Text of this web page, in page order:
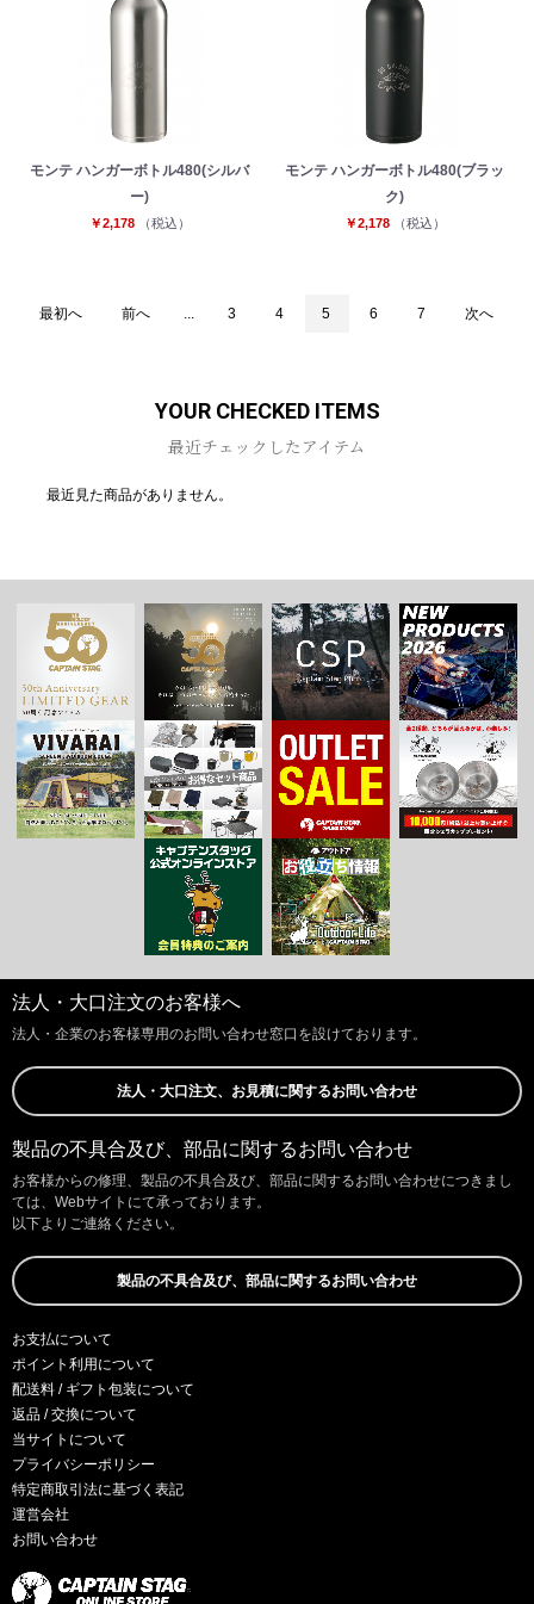
モンテ ハンガーボトル480(シルバ
ー)
￥2,178 （税込）
モンテ ハンガーボトル480(ブラッ
ク)
￥2,178 （税込）
最初へ 前へ 3 4 5 6 7 次へ
YOUR CHECKED ITEMS
最近チェックしたアイテム
最近見た商品がありません。
法人・大口注文のお客様へ
法人・企業のお客様専用のお問い合わせ窓口を設けております。
法人・大口注文、お見積に関するお問い合わせ
製品の不具合及び、部品に関するお問い合わせ
お客様からの修理、製品の不具合及び、部品に関するお問い合わせにつきまし
ては、Webサイトにて承っております。
以下よりご連絡ください。
製品の不具合及び、部品に関するお問い合わせ
お支払について
ポイント利用について
配送料 / ギフト包装について
返品 / 交換について
当サイトについて
プライバシーポリシー
特定商取引法に基づく表記
運営会社
お問い合わせ